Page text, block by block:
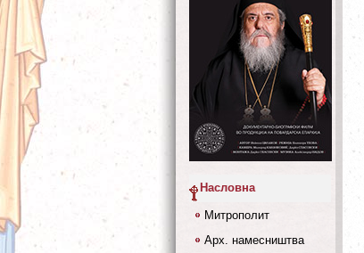
Насловна
Митрополит
Арх. намесништва